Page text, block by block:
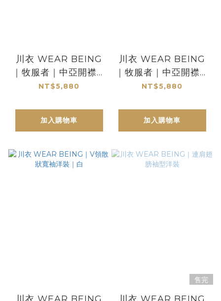
川衣 WEAR BEING
｜牧服者｜中亞開襟縮
腰外套｜米色
NT$5,880
加入購物車
川衣 WEAR BEING
｜牧服者｜中亞開襟縮
腰外套｜藍色
NT$5,880
加入購物車
售完